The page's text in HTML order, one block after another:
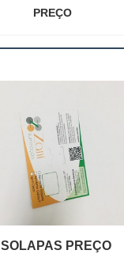
PREÇO
SOLAPAS PREÇO